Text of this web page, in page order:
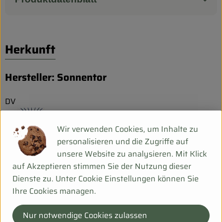
Herkunft
Hersteller: Sonnentor
DV
Sonnentor Kräuterhandelsges. mbH
A 3913 Sprögnitz
"Wir von Sonnentor glauben fest daran,dass in der Natur
Wir verwenden Cookies, um Inhalte zu
personalisieren und die Zugriffe auf
unsere Website zu analysieren. Mit Klick
auf Akzeptieren stimmen Sie der Nutzung dieser
Dienste zu. Unter Cookie Einstellungen können Sie
Ihre Cookies managen.
Nur notwendige Cookies zulassen